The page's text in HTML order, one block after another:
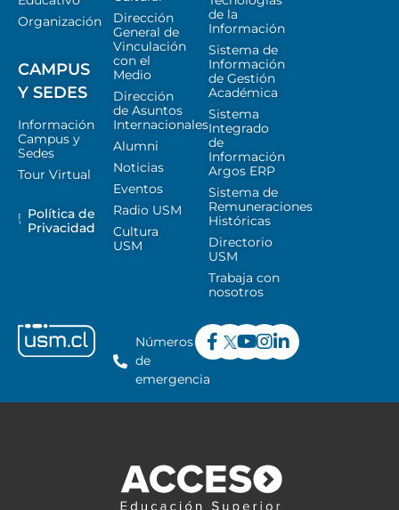
Organización
CAMPUS
Y SEDES
Información
Campus y
Sedes
Tour Virtual
Política de
Privacidad
Dirección
General de
Vinculación
con el
Medio
Dirección
de Asuntos
Internacionales
Alumni
Noticias
Eventos
Radio USM
Cultura
USM
de la
Información
Sistema de
Información
de Gestión
Académica
Sistema
Integrado
de
Información
Argos ERP
Sistema de
Remuneraciones
Históricas
Directorio
USM
Trabaja con
nosotros
Números
de
emergencia